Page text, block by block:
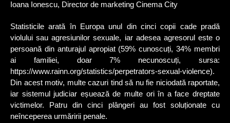
Ioana Ionescu, Director de marketing Cinema City
Statisticile arată în Europa unul din cinci copii cade pradă
violului sau agresiunilor sexuale, iar adesea agresorul este o
persoană din anturajul apropiat (59% cunoscuți, 34% membri
ai familiei, doar 7% necunoscuți, sursa:
https://www.rainn.org/statistics/perpetrators-sexual-violence).
Din acest motiv, multe cazuri tind să nu fie niciodată raportate,
iar sistemul judiciar eșuează de multe ori în a face dreptate
victimelor. Patru din cinci plângeri au fost soluționate cu
neînceperea urmăririi penale.